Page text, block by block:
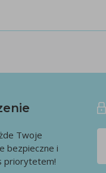
Twoje
bezpieczne i
priorytetem!